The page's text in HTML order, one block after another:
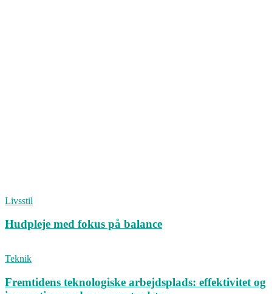
Livsstil
Hudpleje med fokus på balance
Teknik
Fremtidens teknologiske arbejdsplads: effektivitet og